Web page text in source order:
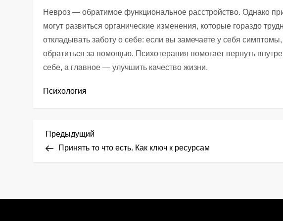
Невроз — обратимое функциональное расстройство. Однако
могут развиться органические изменения, которые гораздо
откладывать заботу о себе: если вы замечаете у себя
обратиться за помощью. Психотерапия помогает вернуть
себе, а главное — улучшить качество жизни.
Психология
Н
и
Предыдущая
запись
Предыдущий
Принять то что есть. Как ключ к ресурсам